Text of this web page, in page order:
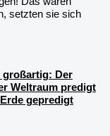
setzten sie sich
großartig: Der
Weltraum predigt
gepredigt